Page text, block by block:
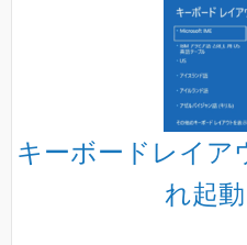
キーボードレイア
れ起